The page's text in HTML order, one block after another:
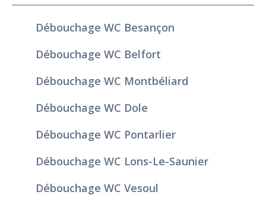
Débouchage WC Besançon
Débouchage WC Belfort
Débouchage WC Montbéliard
Débouchage WC Dole
Débouchage WC Pontarlier
Débouchage WC Lons-Le-Saunier
Débouchage WC Vesoul